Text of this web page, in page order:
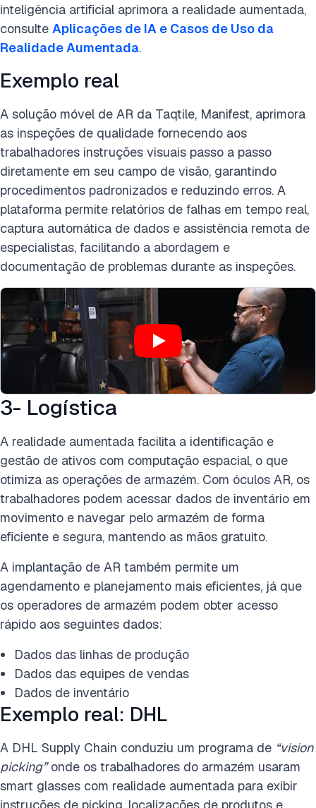
inteligência artificial aprimora a realidade aumentada,
consulte Aplicações de IA e Casos de Uso da
Realidade Aumentada.
Exemplo real
A solução móvel de AR da Taqtile, Manifest, aprimora
as inspeções de qualidade fornecendo aos
trabalhadores instruções visuais passo a passo
diretamente em seu campo de visão, garantindo
procedimentos padronizados e reduzindo erros. A
plataforma permite relatórios de falhas em tempo real,
captura automática de dados e assistência remota de
especialistas, facilitando a abordagem e
documentação de problemas durante as inspeções.
3- Logística
A realidade aumentada facilita a identificação e
gestão de ativos com computação espacial, o que
otimiza as operações de armazém. Com óculos AR, os
trabalhadores podem acessar dados de inventário em
movimento e navegar pelo armazém de forma
eficiente e segura, mantendo as mãos gratuito.
A implantação de AR também permite um
agendamento e planejamento mais eficientes, já que
os operadores de armazém podem obter acesso
rápido aos seguintes dados:
Dados das linhas de produção
Dados das equipes de vendas
Dados de inventário
Exemplo real: DHL
A DHL Supply Chain conduziu um programa de “vision
picking”onde os trabalhadores do armazém usaram
smart glasses com realidade aumentada para exibir